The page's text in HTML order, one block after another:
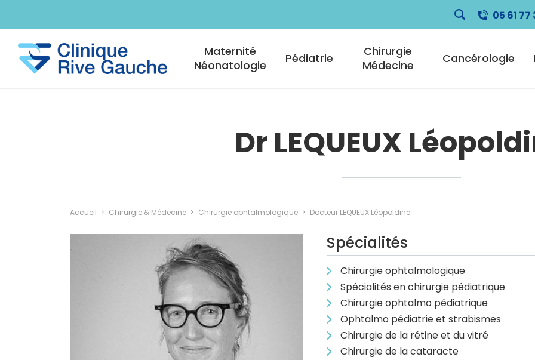
05 61 77
Maternité
Néonatologie
Pédiatrie
Chirurgie
Médecine
Cancérologie
Dr LEQUEUX
Accueil Chirurgie & Médecine Chirurgie ophtalmologique Docteur LEQUEUX Léopoldine
Spécialités
Chirurgie ophtalmologique
Spécialités en chirurgie pédiatrique
Chirurgie ophtalmo pédiatrique
Ophtalmo pédiatrie et strabismes
Chirurgie de la rétine et du vitré
Chirurgie de la cataracte